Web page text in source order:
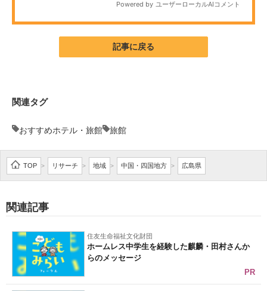
経営リーダーのコミュニティ
マーケ×ITの今がよく分かる
企業向けIT製品の総合サイト
IT製品の技術・比較・事例
製造業のIT導入・活用を支援
モノづくり技術者専門サイト
エレクトロニクス専門サイト
エネルギーの専門メディア
建設×テクノロジーの最前線
記事に戻る
関連タグ
おすすめホテル・旅館 旅館
TOP > リサーチ > 地域 > 中国・四国地方 > 広島県
関連記事
住友生命福祉文化財団
ホームレス中学生を経験した麒麟・田村さんか
らのメッセージ
PR